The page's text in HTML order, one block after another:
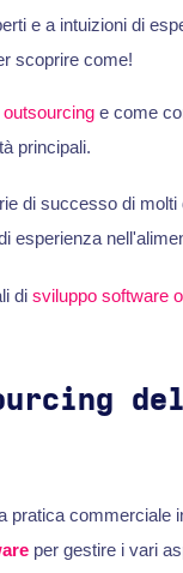
e a intuizioni di
scoprire come!
outsourcinge come
principali.
di successo di
esperienza
di sviluppo software
pratica commerciale
per gestire i vari